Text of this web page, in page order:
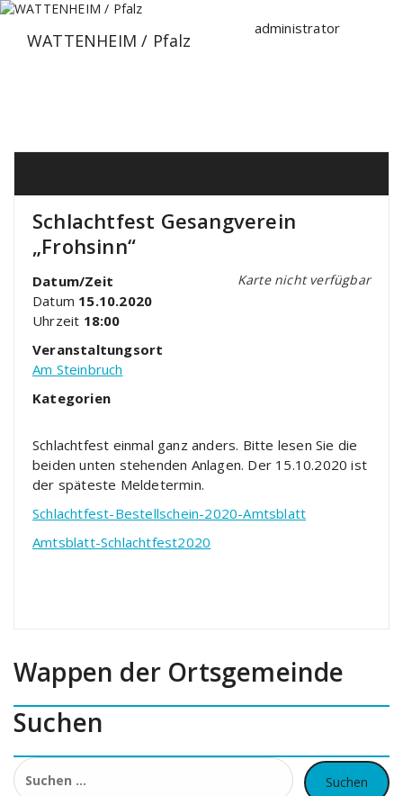
Zum
springenWATTENHEIM / Pfalz
administrator
Schlachtfest Gesangverein
„Frohsinn“
Karte nicht verfügbar
Datum/Zeit
Datum 15.10.2020
Uhrzeit 18:00
Veranstaltungsort
Am Steinbruch
Kategorien
Schlachtfest einmal ganz anders. Bitte lesen Sie die
beiden unten stehenden Anlagen. Der 15.10.2020 ist
der späteste Meldetermin.
Schlachtfest-Bestellschein-2020-Amtsblatt
Amtsblatt-Schlachtfest2020
Wappen der Ortsgemeinde
Suchen
Suchen
nach: